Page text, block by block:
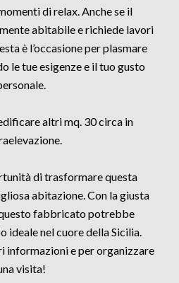
di relax. Anche se il
abitabile e richiede lavori
è l’occasione per plasmare
le tue esigenze e il tuo gusto
altri mq. 30 circa in
di trasformare questa
abitazione. Con la giusta
fabbricato potrebbe
ideale nel cuore della Sicilia.
informazioni e per organizzare
visita!